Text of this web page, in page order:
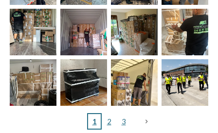
1 2 3